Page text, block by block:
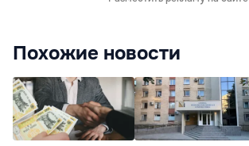
Похожие новости